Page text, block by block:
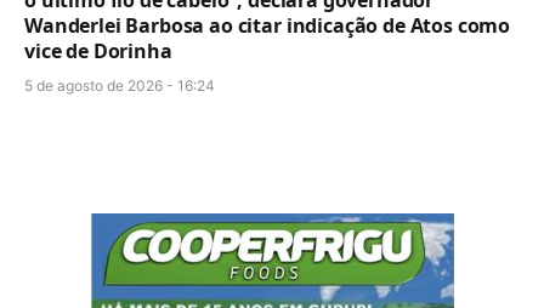
Wanderlei Barbosa ao citar indicação de Atos como
vice de Dorinha
5 de agosto de 2026 - 16:24